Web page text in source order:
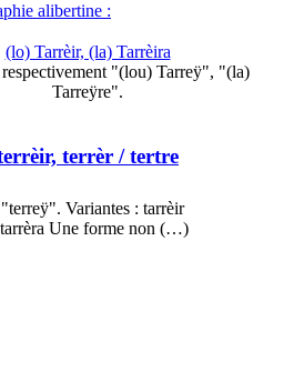
alibertine :
(lo) Tarrèir, (la) Tarrèira
"(lou) Tarreÿ", "(la)
Tarreÿre".
terrèr / tertre
Variantes : tarrèir
Une forme non (…)